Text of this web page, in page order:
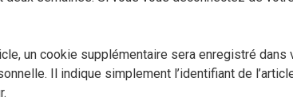
un cookie supplémentaire sera enregistré dans
Il indique simplement l’identifiant de